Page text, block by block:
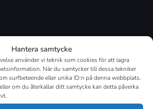
Hantera samtycke
använder vi teknik som cookies för att lagra
När du samtycker till dessa tekniker
surfbeteende eller unika ID:n på denna webbplats.
om du återkallar ditt samtycke kan detta påverka